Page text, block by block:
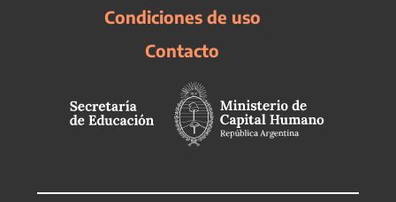
Condiciones de uso
Contacto